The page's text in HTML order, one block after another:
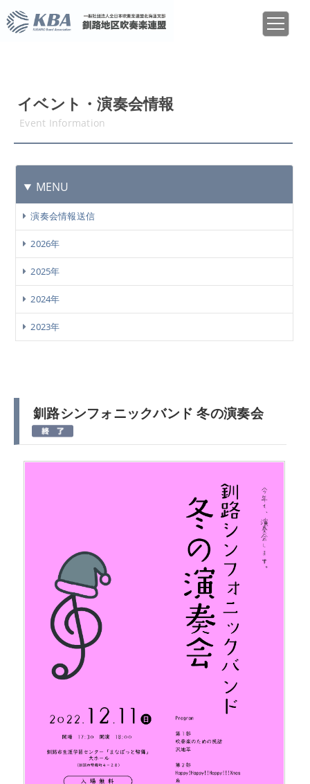
イベント・演奏会情報
Event Information
MENU
演奏会情報送信
2026年
2025年
2024年
2023年
釧路シンフォニックバンド 冬の演奏会